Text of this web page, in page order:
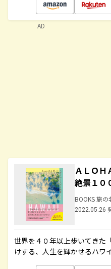
ＡＬＯＨ
絶景１０
BOOKS 旅の
2022.05.26
世界を４０年以上歩いてきた
けする、人生を輝かせるハワ
AD